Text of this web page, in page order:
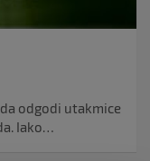
odgodi utakmice
Iako…